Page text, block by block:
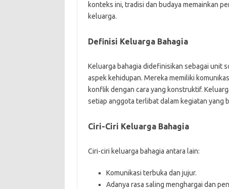
konteks ini, tradisi dan budaya memainkan
keluarga.
Definisi Keluarga Bahagia
Keluarga bahagia didefinisikan sebagai unit
aspek kehidupan. Mereka memiliki
konflik dengan cara yang konstruktif.
setiap anggota terlibat dalam kegiatan yang
Ciri-Ciri Keluarga Bahagia
Ciri-ciri keluarga bahagia antara lain:
Komunikasi terbuka dan jujur.
Adanya rasa saling menghargai dan